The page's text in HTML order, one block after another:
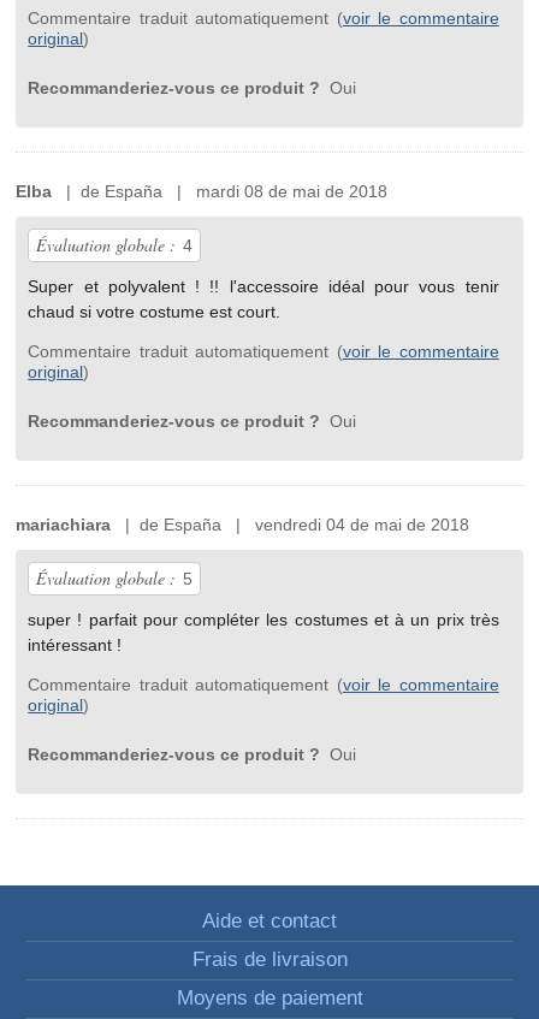
Commentaire traduit automatiquement (voir le commentaire
original)
Recommanderiez-vous ce produit ? Oui
Elba | de España | mardi 08 de mai de 2018
Évaluation globale : 4
Super et polyvalent ! !! l'accessoire idéal pour vous tenir
chaud si votre costume est court.
Commentaire traduit automatiquement (voir le commentaire
original)
Recommanderiez-vous ce produit ? Oui
mariachiara | de España | vendredi 04 de mai de 2018
Évaluation globale : 5
super ! parfait pour compléter les costumes et à un prix très
intéressant !
Commentaire traduit automatiquement (voir le commentaire
original)
Recommanderiez-vous ce produit ? Oui
Aide et contact
Frais de livraison
Moyens de paiement